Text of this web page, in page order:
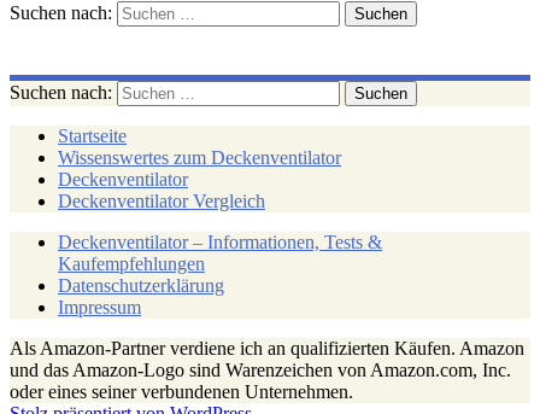
Suchen nach:
Suchen nach:
Startseite
Wissenswertes zum Deckenventilator
Deckenventilator
Deckenventilator Vergleich
Deckenventilator – Informationen, Tests &
Kaufempfehlungen
Datenschutzerklärung
Impressum
Als Amazon-Partner verdiene ich an qualifizierten Käufen. Amazon
und das Amazon-Logo sind Warenzeichen von Amazon.com, Inc.
oder eines seiner verbundenen Unternehmen.